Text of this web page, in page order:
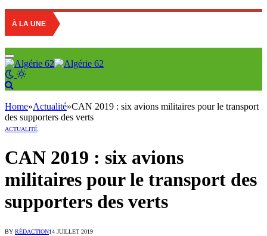
À LA UNE
Home»Actualité»CAN 2019 : six avions militaires pour le transport
des supporters des verts
ACTUALITÉ
CAN 2019 : six avions
militaires pour le transport des
supporters des verts
BY RÉDACTION14 JUILLET 2019